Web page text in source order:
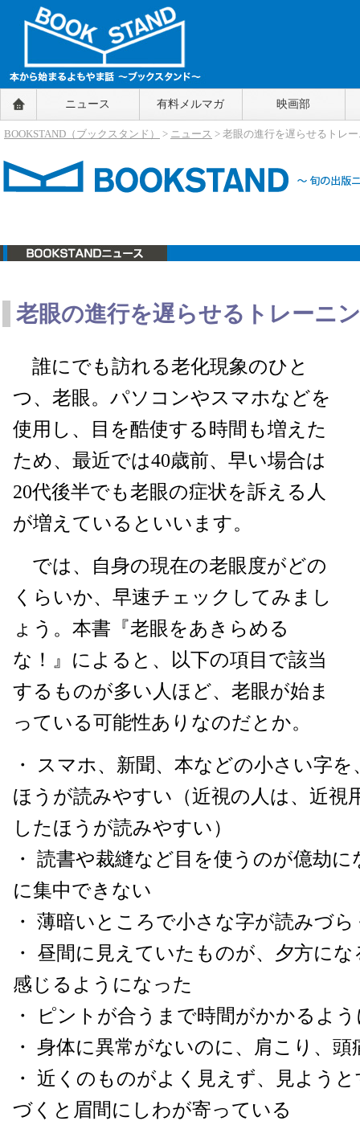
BOOKSTAND（ブックスタンド）
～本から始まるよもやま話～
BOOKSTAND（ブ
ニュース 有料メルマガ 映画部
BOOKSTAND（ブックスタンド） > ニュース > 老眼の進行を遅らせるトレ
老眼の進行を遅らせるトレーニ
誰にでも訪れる老化現象のひと
つ、老眼。パソコンやスマホなどを
使用し、目を酷使する時間も増えた
ため、最近では40歳前、早い場合は
20代後半でも老眼の症状を訴える人
が増えているといいます。
では、自身の現在の老眼度がどの
くらいか、早速チェックしてみまし
ょう。本書『老眼をあきらめる
な！』によると、以下の項目で該当
するものが多い人ほど、老眼が始ま
っている可能性ありなのだとか。
・ スマホ、新聞、本などの小さい字
ほうが読みやすい（近視の人は、近視
したほうが読みやすい）
・ 読書や裁縫など目を使うのが億劫
に集中できない
・ 薄暗いところで小さな字が読みづ
・ 昼間に見えていたものが、夕方に
感じるようになった
・ ピントが合うまで時間がかかるよ
・ 身体に異常がないのに、肩こり、
・ 近くのものがよく見えず、見よう
づくと眉間にしわが寄っている